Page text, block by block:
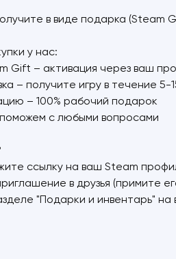
в виде подарка (Steam
у нас:
Gift – активация через ваш
– получите игру в течение 5-
– 100% рабочий подарок
с любыми вопросами
ссылку на ваш Steam
в друзья (примите
"Подарки и инвентарь"